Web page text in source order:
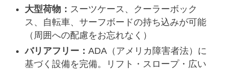
大型荷物： スーツケース、クーラーボック
ス、自転車、サーフボードの持ち込みが可能
（周囲への配慮をお忘れなく）
バリアフリー：ADA（アメリカ障害者法）に
基づく設備を完備。リフト・スロープ・広い